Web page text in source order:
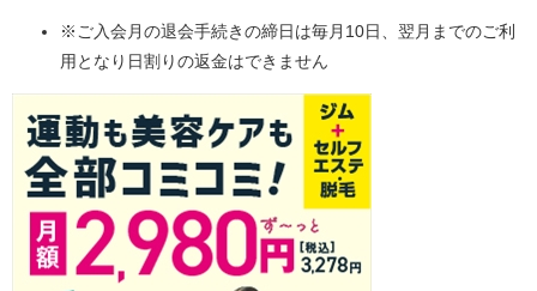
※ご入会月の退会手続きの締日は毎月10日、翌月までのご利
用となり日割りの返金はできません